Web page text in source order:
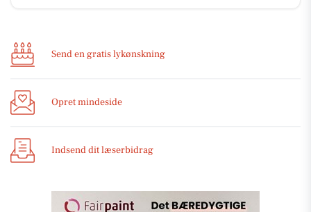
Send en gratis lykønskning
Opret mindeside
Indsend dit læserbidrag